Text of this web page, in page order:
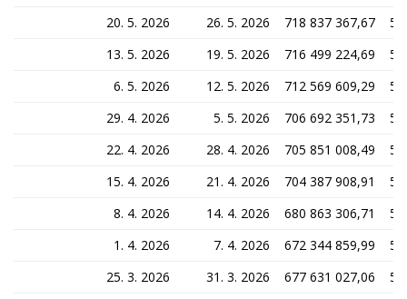
20. 5. 2026
26. 5. 2026 718 837 367,67
13. 5. 2026
19. 5. 2026 716 499 224,69
6. 5. 2026
12. 5. 2026 712 569 609,29
29. 4. 2026
5. 5. 2026 706 692 351,73
22. 4. 2026
28. 4. 2026 705 851 008,49
15. 4. 2026
21. 4. 2026 704 387 908,91
8. 4. 2026
14. 4. 2026 680 863 306,71
1. 4. 2026
7. 4. 2026 672 344 859,99
25. 3. 2026
31. 3. 2026 677 631 027,06